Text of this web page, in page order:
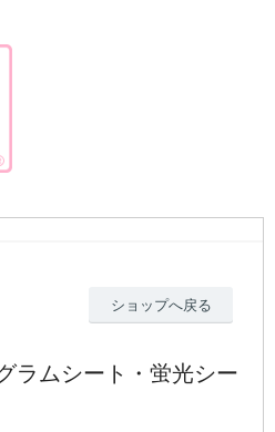
ショップへ戻る
ラムシート・蛍光シー